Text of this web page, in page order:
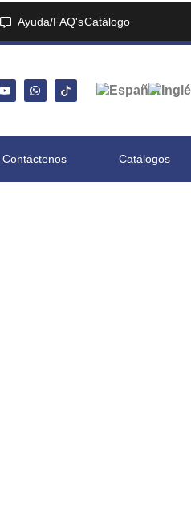
Ayuda/FAQ'sCatálogo
Contáctenos Catálogos